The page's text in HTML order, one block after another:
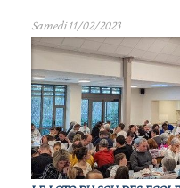
Samedi 11/02/2023